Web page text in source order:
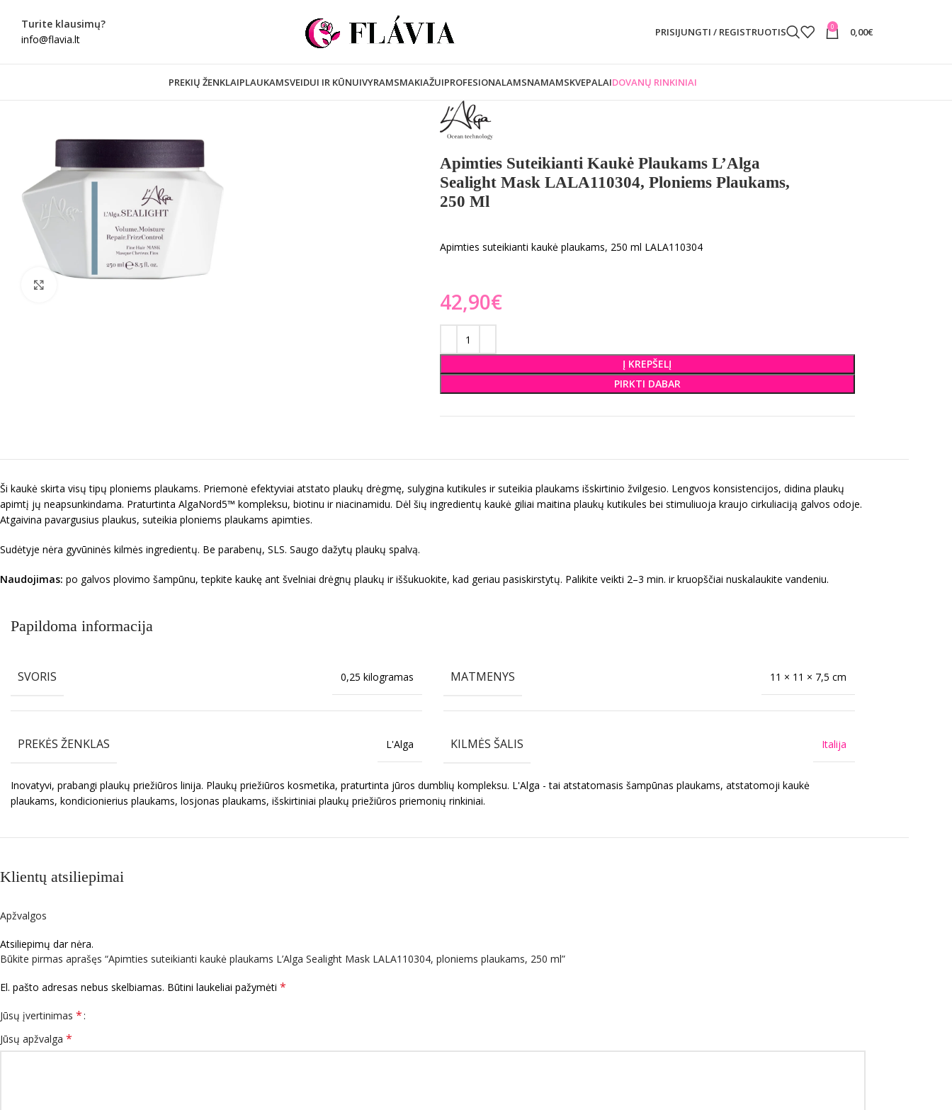
Turite klausimų?
info@flavia.lt
PRISIJUNGTI / REGISTRUOTIS 0 0,00€
PREKIŲ ŽENKLAIPLAUKAMSVEIDUI IR KŪNUIVYRAMSMAKIAŽUIPROFESIONALAMSNAMAMSKVEPALAIDOVANŲ RINKINIAI
Apimties Suteikianti Kaukė Plaukams L’Alga
Sealight Mask LALA110304, Ploniems Plaukams,
250 Ml
Apimties suteikianti kaukė plaukams, 250 ml LALA110304
€
Į KREPŠELĮ
PIRKTI DABAR
Ši kaukė skirta visų tipų ploniems plaukams. Priemonė efektyviai atstato plaukų drėgmę, sulygina kutikules ir suteikia plaukams išskirtinio žvilgesio. Lengvos konsistencijos, didina plaukų
apimtį jų neapsunkindama. Praturtinta AlgaNord5™ kompleksu, biotinu ir niacinamidu. Dėl šių ingredientų kaukė giliai maitina plaukų kutikules bei stimuliuoja kraujo cirkuliaciją galvos odoje.
Atgaivina pavargusius plaukus, suteikia ploniems plaukams apimties.
Sudėtyje nėra gyvūninės kilmės ingredientų. Be parabenų, SLS. Saugo dažytų plaukų spalvą.
Naudojimas: po galvos plovimo šampūnu, tepkite kaukę ant švelniai drėgnų plaukų ir iššukuokite, kad geriau pasiskirstytų. Palikite veikti 2–3 min. ir kruopščiai nuskalaukite vandeniu.
Papildoma informacija
SVORIS 0,25 kilogramas MATMENYS 11 × 11 × 7,5 cm
PREKĖS ŽENKLAS L'Alga KILMĖS ŠALIS Italija
Inovatyvi, prabangi plaukų priežiūros linija. Plaukų priežiūros kosmetika, praturtinta jūros dumblių kompleksu. L'Alga - tai atstatomasis šampūnas plaukams, atstatomoji kaukė
plaukams, kondicionierius plaukams, losjonas plaukams, išskirtiniai plaukų priežiūros priemonių rinkiniai.
Klientų atsiliepimai
Apžvalgos
Atsiliepimų dar nėra.
Būkite pirmas aprašęs “Apimties suteikianti kaukė plaukams L’Alga Sealight Mask LALA110304, ploniems plaukams, 250 ml”
El. pašto adresas nebus skelbiamas. Būtini laukeliai pažymėti *
Jūsų įvertinimas *
Jūsų apžvalga *